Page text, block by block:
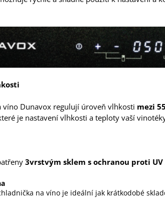
víno Dunavox regulují úroveň vlhkosti mezi
je nastavení vlhkosti a teploty vaší
3vrstvým sklem s ochranou proti UV
na víno je ideální jak krátkodobé